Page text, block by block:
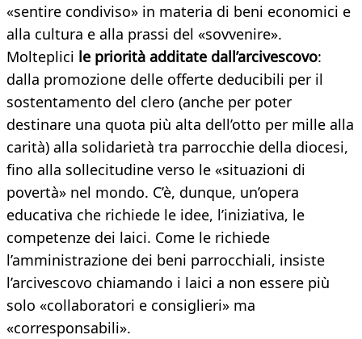
«sentire condiviso» in materia di beni economici e
alla cultura e alla prassi del «sovvenire».
Molteplici le priorità additate dall’arcivescovo:
dalla promozione delle offerte deducibili per il
sostentamento del clero (anche per poter
destinare una quota più alta dell’otto per mille alla
carità) alla solidarietà tra parrocchie della diocesi,
fino alla sollecitudine verso le «situazioni di
povertà» nel mondo. C’è, dunque, un’opera
educativa che richiede le idee, l’iniziativa, le
competenze dei laici. Come le richiede
l’amministrazione dei beni parrocchiali, insiste
l’arcivescovo chiamando i laici a non essere più
solo «collaboratori e consiglieri» ma
«corresponsabili».